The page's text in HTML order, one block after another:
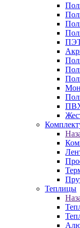
Теплицы